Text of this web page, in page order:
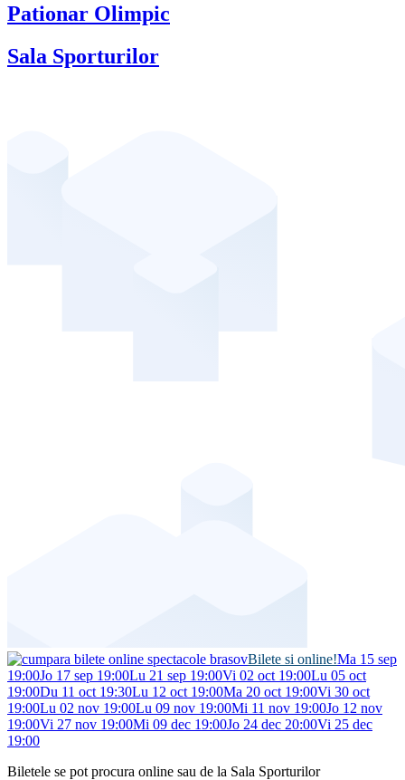
Pationar Olimpic
Sala Sporturilor
Bilete si online!Ma 15 sep
19:00Jo 17 sep 19:00Lu 21 sep 19:00Vi 02 oct 19:00Lu 05 oct
19:00Du 11 oct 19:30Lu 12 oct 19:00Ma 20 oct 19:00Vi 30 oct
19:00Lu 02 nov 19:00Lu 09 nov 19:00Mi 11 nov 19:00Jo 12 nov
19:00Vi 27 nov 19:00Mi 09 dec 19:00Jo 24 dec 20:00Vi 25 dec
19:00
Biletele se pot procura online sau de la Sala Sporturilor